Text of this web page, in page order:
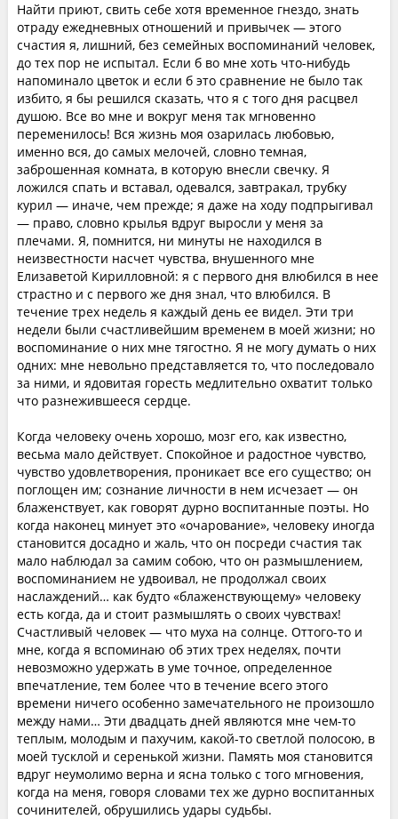
Найти приют, свить себе хотя временное гнездо, знать
отраду ежедневных отношений и привычек — этого
счастия я, лишний, без семейных воспоминаний человек,
до тех пор не испытал. Если б во мне хоть что-нибудь
напоминало цветок и если б это сравнение не было так
избито, я бы решился сказать, что я с того дня расцвел
душою. Все во мне и вокруг меня так мгновенно
переменилось! Вся жизнь моя озарилась любовью,
именно вся, до самых мелочей, словно темная,
заброшенная комната, в которую внесли свечку. Я
ложился спать и вставал, одевался, завтракал, трубку
курил — иначе, чем прежде; я даже на ходу подпрыгивал
— право, словно крылья вдруг выросли у меня за
плечами. Я, помнится, ни минуты не находился в
неизвестности насчет чувства, внушенного мне
Елизаветой Кирилловной: я с первого дня влюбился в нее
страстно и с первого же дня знал, что влюбился. В
течение трех недель я каждый день ее видел. Эти три
недели были счастливейшим временем в моей жизни; но
воспоминание о них мне тягостно. Я не могу думать о них
одних: мне невольно представляется то, что последовало
за ними, и ядовитая горесть медлительно охватит только
что разнежившееся сердце.
Когда человеку очень хорошо, мозг его, как известно,
весьма мало действует. Спокойное и радостное чувство,
чувство удовлетворения, проникает все его существо; он
поглощен им; сознание личности в нем исчезает — он
блаженствует, как говорят дурно воспитанные поэты. Но
когда наконец минует это «очарование», человеку иногда
становится досадно и жаль, что он посреди счастия так
мало наблюдал за самим собою, что он размышлением,
воспоминанием не удвоивал, не продолжал своих
наслаждений… как будто «блаженствующему» человеку
есть когда, да и стоит размышлять о своих чувствах!
Счастливый человек — что муха на солнце. Оттого-то и
мне, когда я вспоминаю об этих трех неделях, почти
невозможно удержать в уме точное, определенное
впечатление, тем более что в течение всего этого
времени ничего особенно замечательного не произошло
между нами… Эти двадцать дней являются мне чем-то
теплым, молодым и пахучим, какой-то светлой полосою, в
моей тусклой и серенькой жизни. Память моя становится
вдруг неумолимо верна и ясна только с того мгновения,
когда на меня, говоря словами тех же дурно воспитанных
сочинителей, обрушились удары судьбы.